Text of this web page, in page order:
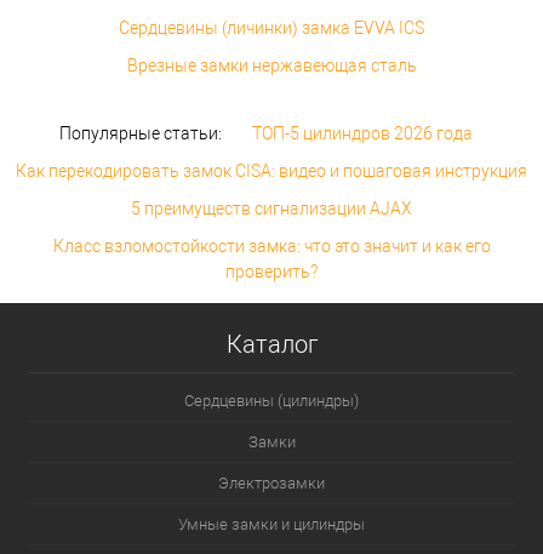
Сердцевины (личинки) замка EVVA ICS
Врезные замки нержавеющая сталь
Популярные статьи:
ТОП-5 цилиндров 2026 года
Как перекодировать замок CISA: видео и пошаговая инструкция
5 преимуществ сигнализации AJAX
Класс взломостойкости замка: что это значит и как его
проверить?
Каталог
Сердцевины (цилиндры)
Замки
Электрозамки
Умные замки и цилиндры